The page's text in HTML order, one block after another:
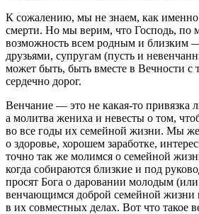
К сожалению, мы не знаем, как именно
смерти. Но мы верим, что Господь, по
возможность всем родным и близким
друзьями, супругам (пусть и
может быть, быть вместе в Вечности с
сердечно дорог.
Венчание — это не какая-то привязка
а молитва жениха и невесты о том,
во все годы их семейной жизни. Мы
о здоровье, хорошем заработке,
точно так же молимся о семейной
когда собираются близкие и под
просят Бога о даровании молодым
венчающимся доброй семейной
в их совместных делах. Вот что такое